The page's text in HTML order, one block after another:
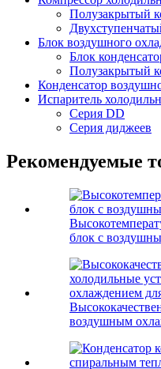
Полузакрытый
Блок воздушного
Блок
Полузакрытый
Конденсатор
Испаритель
Серия DD
Серия диджеев
Рекомендуемые
блок с
воздушным